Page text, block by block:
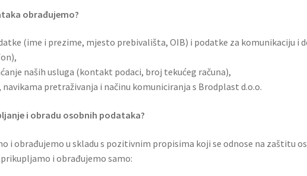
obrađujemo?
(ime i prezime, mjesto prebivališta, OIB) i podatke za komunikaciju i
naših usluga (kontakt podaci, broj tekućeg računa),
pretraživanja i načinu komuniciranja s Brodplast d.o.o.
i obradu osobnih podataka?
i obrađujemo u skladu s pozitivnim propisima koji se odnose na zaštitu
i obrađujemo samo: